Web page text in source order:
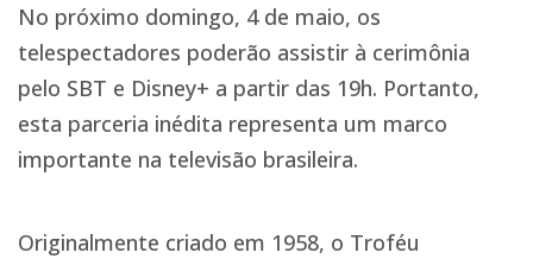
No próximo domingo, 4 de maio, os
telespectadores poderão assistir à cerimônia
pelo SBT e Disney+ a partir das 19h. Portanto,
esta parceria inédita representa um marco
importante na televisão brasileira.
Originalmente criado em 1958, o Troféu